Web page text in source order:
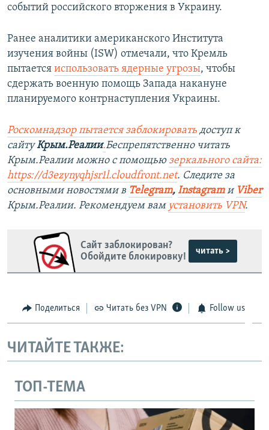
событий российского вторжения в Украину.
Ранее аналитики американского Института
изучения войны (ISW) отмечали, что Кремль
пытается использовать ядерные угрозы, чтобы
сдержать военную помощь Запада накануне
планируемого контрнаступления Украины.
Роскомнадзор пытается заблокировать доступ к
сайтуКрым.Реалии.Беспрепятственно читать
Крым.Реалии можно с помощью зеркального сайта:
https://d3ezynyqhjsr1l.cloudfront.net. Следите за
основными новостями в Telegram, Instagramи Viber
Крым.Реалии. Рекомендуем вам установить VPN.
Сайт заблокирован?
Обойдите блокировку!
читать >
Поделиться Читать без VPN Follow us
ЧИТАЙТЕ ТАКЖЕ:
ТОП-ТЕМА